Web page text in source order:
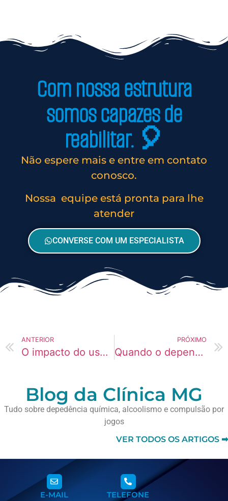
Com nossa estrutura
somos capazes de
reabilitar. 🎈
Não espere mais e entre em contato
conosco.
Nossa equipe está pronta para lhe
atender
CONVERSE COM UM ESPECIALISTA
ANTERIOR
O impacto do uso contínuo no comportamento diário
PRÓXIMO
Quando o dependente perde o senso de limites
Blog da Clínica MG
Tudo sobre depedência química, alcoolismo e compulsão por
jogos
VER TODOS OS ARTIGOS ➡
E-MAIL TELEFONE